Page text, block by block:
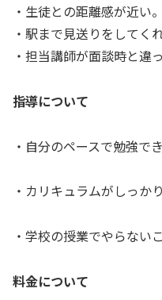
・生徒との距離感が近い。
・駅まで見送りをしてく
・担当講師が面談時と違っ
指導について
・自分のペースで勉強でき
・カリキュラムがしっか
・学校の授業でやらない
料金について